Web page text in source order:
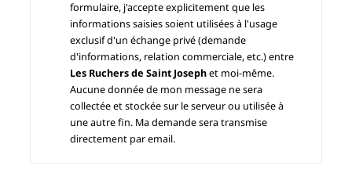
formulaire, j'accepte explicitement que les
informations saisies soient utilisées à l'usage
exclusif d'un échange privé (demande
d'informations, relation commerciale, etc.) entre
Les Ruchers de Saint Josephet moi-même.
Aucune donnée de mon message ne sera
collectée et stockée sur le serveur ou utilisée à
une autre fin. Ma demande sera transmise
directement par email.